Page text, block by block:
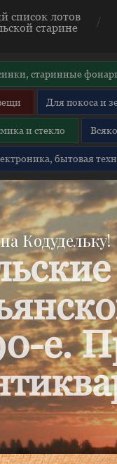
список лотов
старине
старинные
Для покоса и
и стекло
бытовая
Кодудельку!
е.